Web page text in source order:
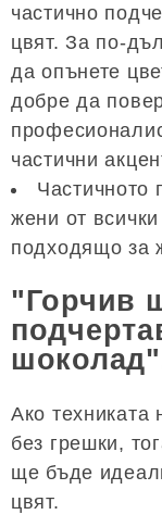
частично
цвят. За по-
да опънете
добре да
частични
Частичното
жени от
подходящо за
"Горчив
Ако техниката
без грешки,
ще бъде
цвят.